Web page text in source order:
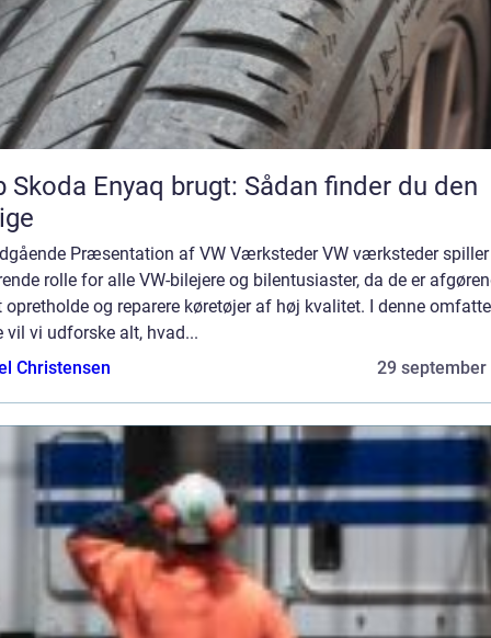
Skoda Enyaq brugt: Sådan finder du den
Præsentation af VW Værksteder VW værksteder
rolle for alle VW-bilejere og bilentusiaster, da de er
opretholde og reparere køretøjer af høj kvalitet. I denne
vil vi udforske alt, hvad...
Christensen
29 september